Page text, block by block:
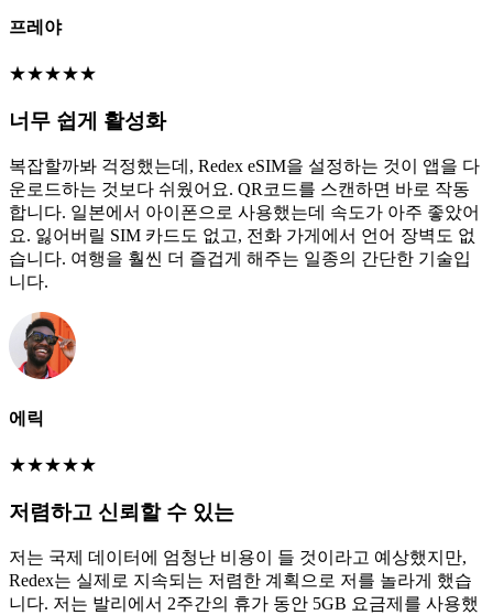
프레야
★★★★★
너무 쉽게 활성화
복잡할까봐 걱정했는데, Redex eSIM을 설정하는 것이 앱을 다
운로드하는 것보다 쉬웠어요. QR코드를 스캔하면 바로 작동
합니다. 일본에서 아이폰으로 사용했는데 속도가 아주 좋았어
요. 잃어버릴 SIM 카드도 없고, 전화 가게에서 언어 장벽도 없
습니다. 여행을 훨씬 더 즐겁게 해주는 일종의 간단한 기술입
니다.
에릭
★★★★★
저렴하고 신뢰할 수 있는
저는 국제 데이터에 엄청난 비용이 들 것이라고 예상했지만,
Redex는 실제로 지속되는 저렴한 계획으로 저를 놀라게 했습
니다. 저는 발리에서 2주간의 휴가 동안 5GB 요금제를 사용했